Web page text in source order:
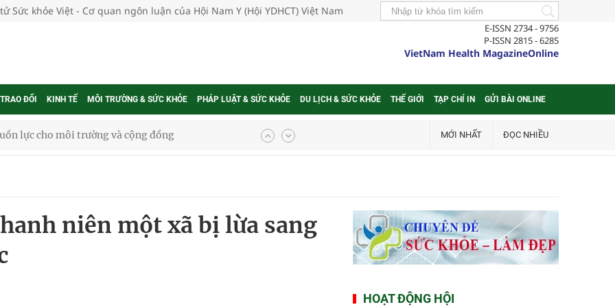
Sức khỏe Việt - Cơ quan ngôn luận của Hội Nam Y (Hội YDHCT) Việt Nam
E-ISSN 2734 - 9756
P-ISSN 2815 - 6285
VietNam Health MagazineOnline
ĐỔI KINH TẾ MÔI TRƯỜNG & SỨC KHỎE PHÁP LUẬT & SỨC KHỎE DU LỊCH & SỨC KHỎE THẾ GIỚI TẠP CHÍ IN GỬI BÀI ONLINE
bảo hiểm y tế nếu không đăng ký khám theo yêu
riêng 2026
cấp cứu, điều trị đột quỵ
MỚI NHẤT ĐỌC NHIỀU
niên một xã bị lừa sang
HOẠT ĐỘNG HỘI